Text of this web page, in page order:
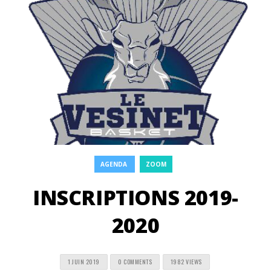
AGENDA ZOOM
INSCRIPTIONS 2019-
2020
1 JUIN 2019 0 COMMENTS 1982 VIEWS